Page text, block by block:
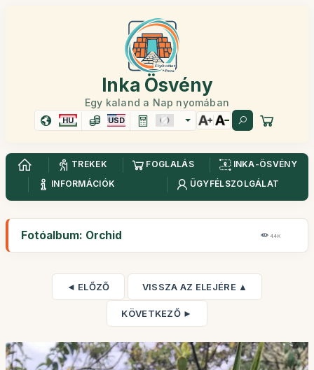
Inka Ösvény
Egy kaland a Nap nyomában
HU USD
TREKEK FOGLALÁS
INKA-ÖSVÉNY
INFORMÁCIÓK
ÜGYFÉLSZOLGÁLAT
Fotóalbum: Orchid 44K
◄ ELŐZŐ VISSZA AZ ELEJÉRE ▲
KÖVETKEZŐ ►